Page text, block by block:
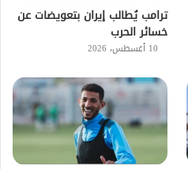
ترامب يُطالب إيران بتعويضات عن
خسائر الحرب
10 أغسطس، 2026